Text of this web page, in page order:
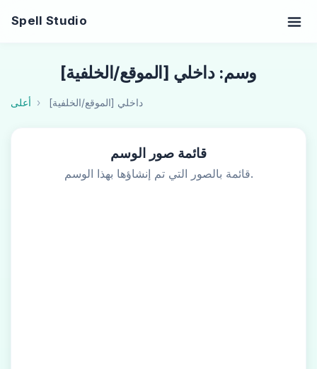
Spell Studio
وسم: داخلي [الموقع/الخلفية]
أعلى داخلي [الموقع/الخلفية]
قائمة صور الوسم
قائمة بالصور التي تم إنشاؤها بهذا الوسم.